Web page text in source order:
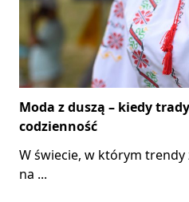
Moda z duszą – kiedy
codzienność
W świecie, w którym trendy
na ...